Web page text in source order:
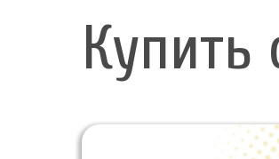
Купить